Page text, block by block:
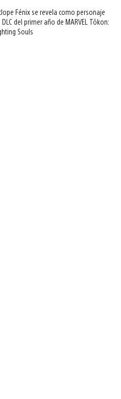
Fénix se revela como personaje
DLC del primer año de MARVEL Tōkon:
Souls